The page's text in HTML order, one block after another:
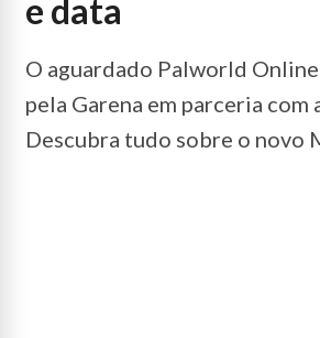
e data
O aguardado Palworld
pela Garena em parceria com
Descubra tudo sobre o novo